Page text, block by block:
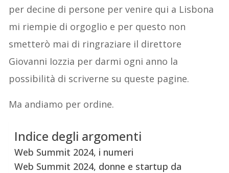
per decine di persone per venire qui a Lisbona
mi riempie di orgoglio e per questo non
smetterò mai di ringraziare il direttore
Giovanni Iozzia per darmi ogni anno la
possibilità di scriverne su queste pagine.
Ma andiamo per ordine.
Indice degli argomenti
Web Summit 2024, i numeri
Web Summit 2024, donne e startup da